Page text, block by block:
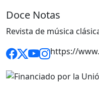
Doce Notas
Revista de música
https://